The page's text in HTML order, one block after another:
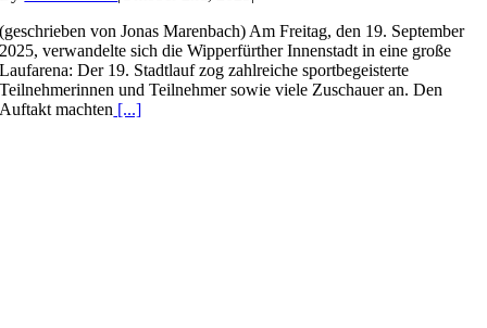
(geschrieben von Jonas Marenbach) Am Freitag, den 19. September
2025, verwandelte sich die Wipperfürther Innenstadt in eine große
Laufarena: Der 19. Stadtlauf zog zahlreiche sportbegeisterte
Teilnehmerinnen und Teilnehmer sowie viele Zuschauer an. Den
Auftakt machten [...]